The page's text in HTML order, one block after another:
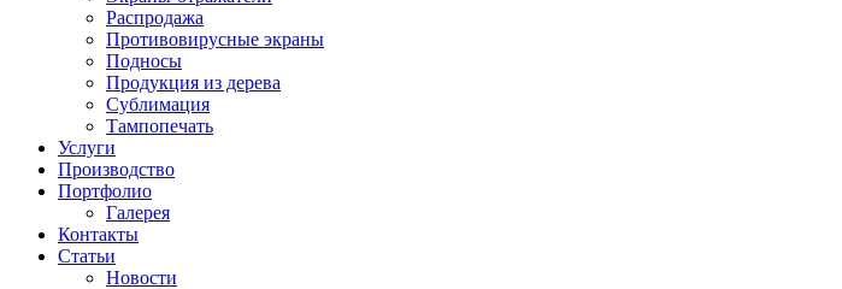
Распродажа
Противовирусные экраны
Подносы
Продукция из дерева
Сублимация
Тампопечать
Услуги
Производство
Портфолио
Галерея
Контакты
Статьи
Новости